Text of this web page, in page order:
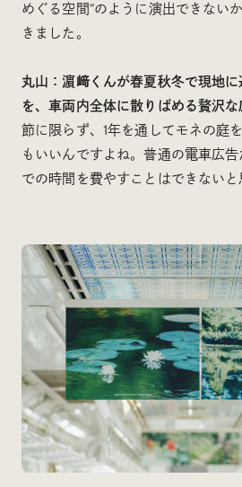
めぐる空間”のように演出できない
きました。
丸山：濵﨑くんが春夏秋冬で現地
を、車両内全体に散りばめる贅沢な
節に限らず、1年を通してモネの庭
もいいんですよね。普通の電車広
での時間を費やすことはできないと